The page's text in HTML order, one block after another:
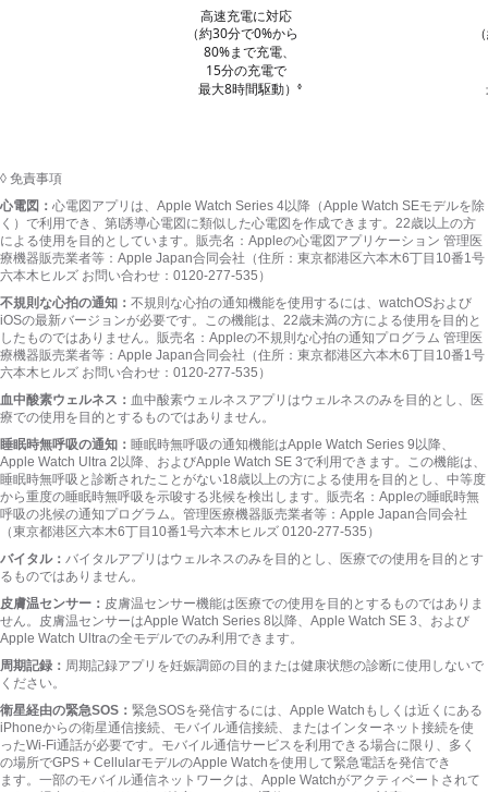
を
参
事
項
を
参
照
高速充電に対応
（約30分で0%から
80%まで充電、
15分の充電で
最大8時間駆動）
◊免責事項を参照
◊ 免責事項
心電図： 心電図アプリは、Apple Watch Series 4以降（Apple Watch SEモデルを除
く）で利用でき、第I誘導心電図に類似した心電図を作成でき ます。 22歳以上の方
による使用を目的としています。 販売名：Appleの心電図アプリケーション 管理医
療機器販売業者等：Apple Japan合同会社（住所：東京都港区六本木6丁目10番1号
六本木ヒルズ お問い合わせ：0120-277-535）
不規則な心拍の通知： 不規則な心拍の通知機能を使用するには、watchOSおよび
iOSの最新バージョンが必要です。
この機能は、22歳未満の方による使用を目的と
したものではありま せん。 販売名：Appleの不規則な心拍の通知プログラム 管理医
療機器販売業者等：Apple Japan合同会社（住所：東京都港区六本木6丁目10番1号
六本木ヒルズ お問い合わせ：0120-277-535）
血中酸素ウェルネス： 血中酸素ウェルネスアプリはウェルネスのみを目的とし、医
療での使用を目的とするものではありま せん。
睡眠時無呼吸の通知： 睡眠時無呼吸の通知機能はApple Watch Series 9以降、
Apple Watch Ultra 2以降、およびApple Watch SE 3で利用でき ます。
この機能は、
睡眠時無呼吸と診断されたことがない18歳以上の方による使用を目的とし、中等度
から重度の睡眠時無呼吸を示唆する兆候を検出し ます。 販売名：Appleの睡眠時無
呼吸の兆候の通知プログラム。 管理医療機器販売業者等：Apple Japan合同会社
（東京都港区六本木6丁目10番1号六本木ヒルズ 0120-277-535）
バイタル： バイタルアプリはウェルネスのみを目的とし、医療での使用を目的とす
るものではありま せん。
皮膚温センサー： 皮膚温センサー機能は医療での使用を目的とするものではありま
せん。
皮膚温センサーはApple Watch Series 8以降、Apple Watch SE 3、および
Apple Watch Ultraの全モデルでのみ利用でき ます。
周期記録： 周期記録アプリを妊娠調節の目的または健康状態の診断に使用しないで
ください。
衛星経由の緊急SOS： 緊急SOSを発信するには、Apple Watchもしくは近くにある
iPhoneからの衛星通信接続、モバイル通信接続、またはインターネット接続を使
ったWi-Fi通話が必要です。
モバイル通信サービスを利用できる場合に限り、多く
の場所でGPS + CellularモデルのApple Watchを使用して緊急電話を発信でき
ます。 一部のモバイル通信ネットワークは、Apple Watchがアクティベートされて